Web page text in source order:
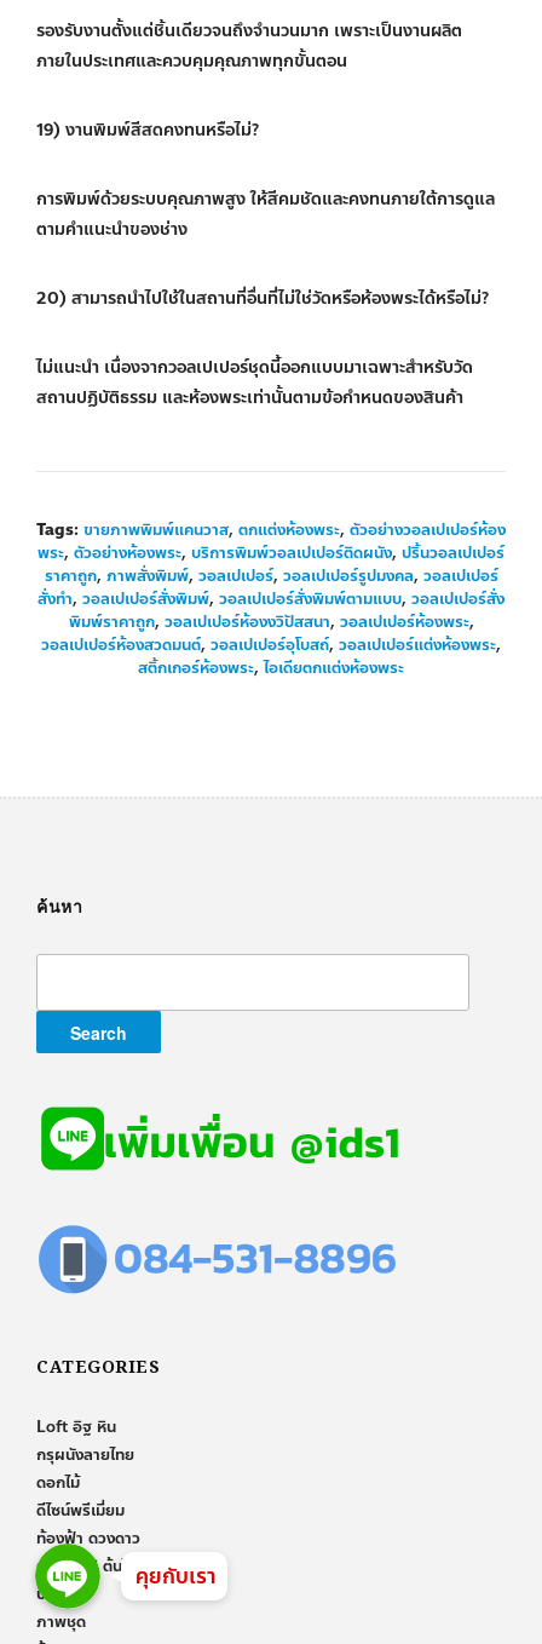
รองรับงานตั้งแต่ชิ้นเดียวจนถึงจำนวนมาก เพราะเป็นงานผลิต
ภายในประเทศและควบคุมคุณภาพทุกขั้นตอน
19) งานพิมพ์สีสดคงทนหรือไม่?
การพิมพ์ด้วยระบบคุณภาพสูง ให้สีคมชัดและคงทนภายใต้การดูแล
ตามคำแนะนำของช่าง
20) สามารถนำไปใช้ในสถานที่อื่นที่ไม่ใช่วัดหรือห้องพระได้หรือไม่?
ไม่แนะนำ เนื่องจากวอลเปเปอร์ชุดนี้ออกแบบมาเฉพาะสำหรับวัด
สถานปฏิบัติธรรม และห้องพระเท่านั้นตามข้อกำหนดของสินค้า
Tags: ขายภาพพิมพ์แคนวาส, ตกแต่งห้องพระ, ตัวอย่างวอลเปเปอร์ห้อง
พระ, ตัวอย่างห้องพระ, บริการพิมพ์วอลเปเปอร์ติดผนัง, ปริ้นวอลเปเปอร์
ราคาถูก, ภาพสั่งพิมพ์, วอลเปเปอร์, วอลเปเปอร์รูปมงคล, วอลเปเปอร์
สั่งทำ, วอลเปเปอร์สั่งพิมพ์, วอลเปเปอร์สั่งพิมพ์ตามแบบ, วอลเปเปอร์สั่ง
พิมพ์ราคาถูก, วอลเปเปอร์ห้องงวิปัสสนา, วอลเปเปอร์ห้องพระ,
วอลเปเปอร์ห้องสวดมนต์, วอลเปเปอร์อุโบสถ์, วอลเปเปอร์แต่งห้องพระ,
สติ้กเกอร์ห้องพระ,ไอเดียตกแต่งห้องพระ
ค้นหา
CATEGORIES
Loft อิฐ หิน
กรุผนังลายไทย
ดอกไม้
ดีไซน์พรีเมี่ยม
ท้องฟ้า ดวงดาว
ธรรมชาติ ต้นไม้ ภูเขา
บทความ
ภาพชุด
Line
Line
Line
คุยกับเรา